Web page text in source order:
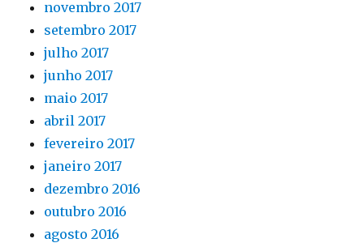
novembro 2017
setembro 2017
julho 2017
junho 2017
maio 2017
abril 2017
fevereiro 2017
janeiro 2017
dezembro 2016
outubro 2016
agosto 2016